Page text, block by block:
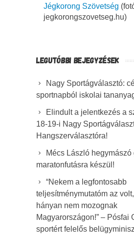
Jégkorong Szövetség
jegkorongszovetseg.hu)
LEGUTÓBBI BEJEGYZÉSEK
Nagy Sportágválasztó:
sportnapból iskolai
Elindult a jelentkezés a
18-19-i Nagy
Hangszerválasztóra!
Mécs László hegymászó
maratonfutásra készül!
“Nekem a legfontosabb
teljesítménymutatóm az
hányan nem mozognak
Magyarországon!” – Pósfai
sportért felelős